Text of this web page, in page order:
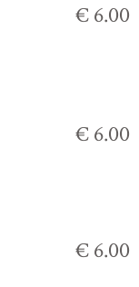
€ 6.00
€ 6.00
€ 6.00